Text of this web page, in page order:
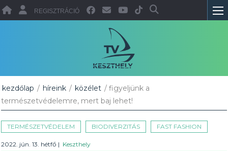
REGISZTRÁCIÓ
kezdőlap / híreink / közélet / figyeljünk a
természetvédelemre, mert baj lehet!
TERMÉSZETVÉDELEM BIODIVERZITÁS FAST FASHION
2022. jún. 13. hétfő | Keszthely